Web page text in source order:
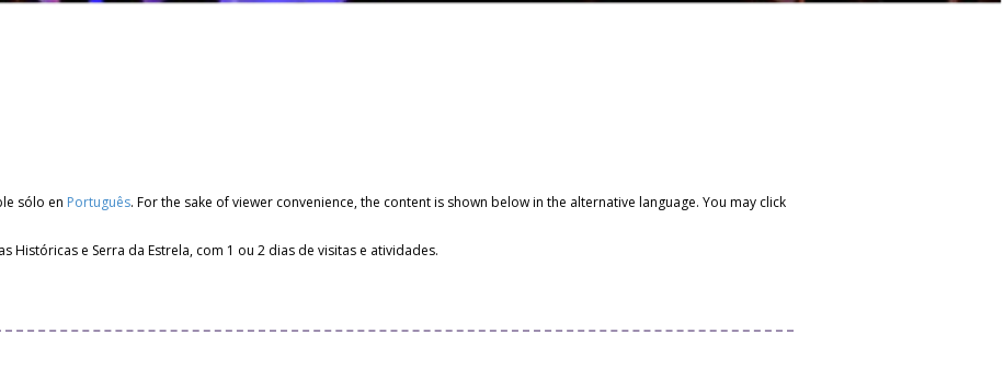
sólo en Português. For the sake of viewer convenience, the content is shown below in the alternative language. You may click
Históricas e Serra da Estrela, com 1 ou 2 dias de visitas e atividades.